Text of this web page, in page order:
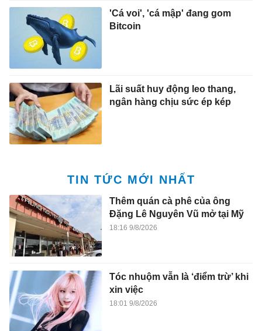
'Cá voi', 'cá mập' đang gom
Bitcoin
Lãi suất huy động leo thang,
ngân hàng chịu sức ép kép
TIN TỨC MỚI NHẤT
Thêm quán cà phê của ông
Đặng Lê Nguyên Vũ mở tại Mỹ
18:16 9/8/2026
Tóc nhuộm vẫn là ‘điểm trừ’ khi
xin việc
18:01 9/8/2026